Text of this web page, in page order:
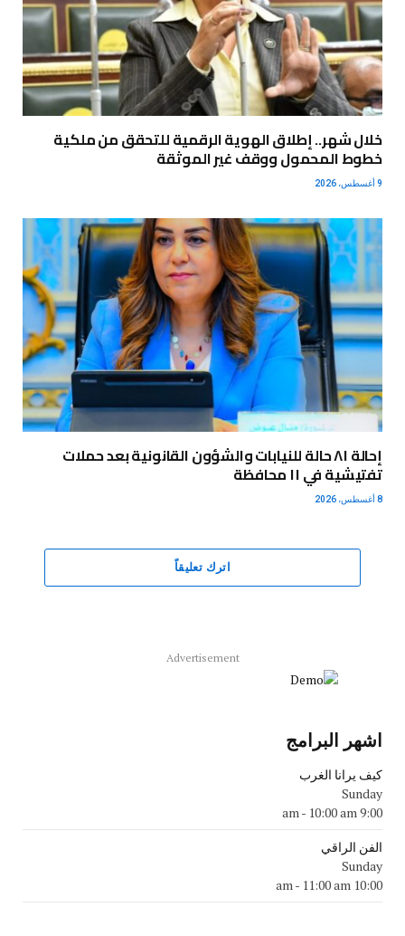
خلال شهر.. إطلاق الهوية الرقمية للتحقق من ملكية
خطوط المحمول ووقف غير الموثقة
9 أغسطس، 2026
إحالة ٨١ حالة للنيابات والشؤون القانونية بعد حملات
تفتيشية في ١١ محافظة
8 أغسطس، 2026
اترك تعليقاً
Advertisement
اشهر البرامج
كيف يرانا الغرب
Sunday
9:00 am
- 10:00 am
الفن الراقي
Sunday
10:00 am
- 11:00 am